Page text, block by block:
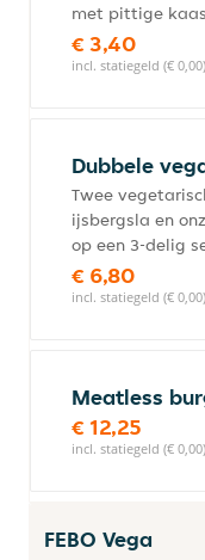
met pittige kaas
€ 3,40
incl. statiegeld (€ 0,00)
Dubbele
Twee
ijsbergsla en
op een 3-delig
€ 6,80
incl. statiegeld (€ 0,00)
Meatless
€ 12,25
incl. statiegeld (€ 0,00)
FEBO Vega